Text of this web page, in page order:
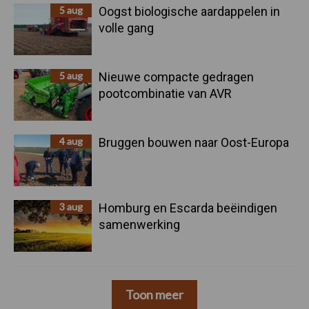
5 aug
Oogst biologische aardappelen in
volle gang
5 aug
Nieuwe compacte gedragen
pootcombinatie van AVR
4 aug Bruggen bouwen naar Oost-Europa
3 aug
Homburg en Escarda beëindigen
samenwerking
Toon meer